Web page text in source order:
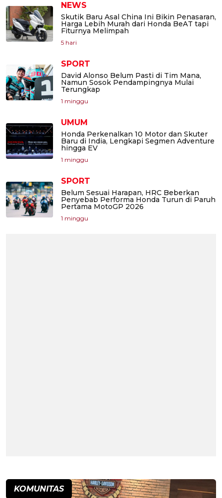
NEWS
Skutik Baru Asal China Ini Bikin Penasaran,
Harga Lebih Murah dari Honda BeAT tapi
Fiturnya Melimpah
5 hari
SPORT
David Alonso Belum Pasti di Tim Mana,
Namun Sosok Pendampingnya Mulai
Terungkap
1 minggu
UMUM
Honda Perkenalkan 10 Motor dan Skuter
Baru di India, Lengkapi Segmen Adventure
hingga EV
1 minggu
SPORT
Belum Sesuai Harapan, HRC Beberkan
Penyebab Performa Honda Turun di Paruh
Pertama MotoGP 2026
1 minggu
KOMUNITAS